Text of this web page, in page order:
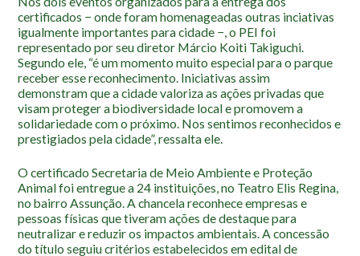
Terceira Idade
Inclusão Social
Blog
Newsletter
Notícias
Contato
Contato
Como chegar
certificados − onde foram homenageadas outras inciativas
igualmente importantes para cidade −, o PEI foi
representado por seu diretor Márcio Koiti Takiguchi.
Segundo ele, “é um momento muito especial para o parque
receber esse reconhecimento. Iniciativas assim
demonstram que a cidade valoriza as ações privadas que
visam proteger a biodiversidade local e promovem a
solidariedade com o próximo. Nos sentimos reconhecidos e
prestigiados pela cidade”, ressalta ele.
O certificado Secretaria de Meio Ambiente e Proteção
Animal foi entregue a 24 instituições, no Teatro Elis Regina,
no bairro Assunção. A chancela reconhece empresas e
pessoas físicas que tiveram ações de destaque para
neutralizar e reduzir os impactos ambientais. A concessão
do título seguiu critérios estabelecidos em edital de